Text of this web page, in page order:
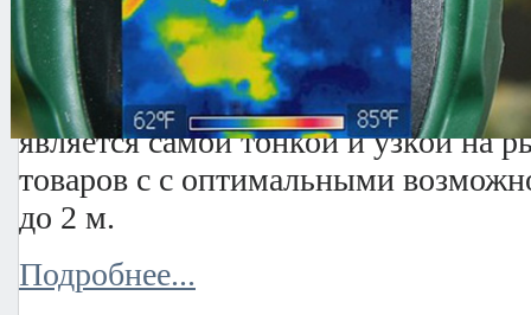
Радиочастотная 2-х антенная
(Электроника Crosspoint,
является самой тонкой и узкой на
товаров с с оптимальными
до 2 м.
Подробнее...